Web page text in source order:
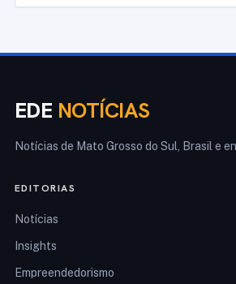
EDE NOTÍCIAS
Notícias de Mato Grosso do Sul, Brasil e
EDITORIAS
Notícias
Insights
Empreendedorismo